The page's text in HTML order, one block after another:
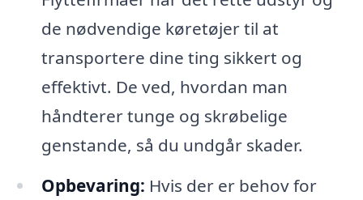
de nødvendige køretøjer til at
transportere dine ting sikkert og
effektivt. De ved, hvordan man
håndterer tunge og skrøbelige
genstande, så du undgår skader.
Opbevaring: Hvis der er behov for